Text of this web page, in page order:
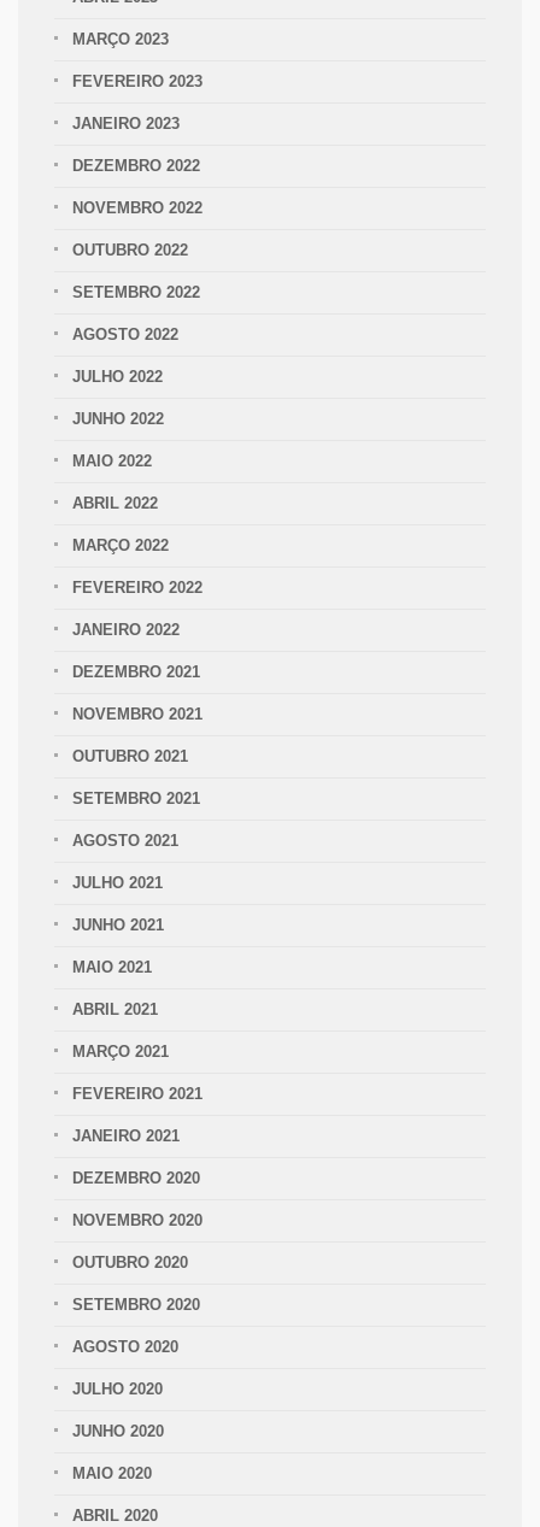
MARÇO 2023
FEVEREIRO 2023
JANEIRO 2023
DEZEMBRO 2022
NOVEMBRO 2022
OUTUBRO 2022
SETEMBRO 2022
AGOSTO 2022
JULHO 2022
JUNHO 2022
MAIO 2022
ABRIL 2022
MARÇO 2022
FEVEREIRO 2022
JANEIRO 2022
DEZEMBRO 2021
NOVEMBRO 2021
OUTUBRO 2021
SETEMBRO 2021
AGOSTO 2021
JULHO 2021
JUNHO 2021
MAIO 2021
ABRIL 2021
MARÇO 2021
FEVEREIRO 2021
JANEIRO 2021
DEZEMBRO 2020
NOVEMBRO 2020
OUTUBRO 2020
SETEMBRO 2020
AGOSTO 2020
JULHO 2020
JUNHO 2020
MAIO 2020
ABRIL 2020